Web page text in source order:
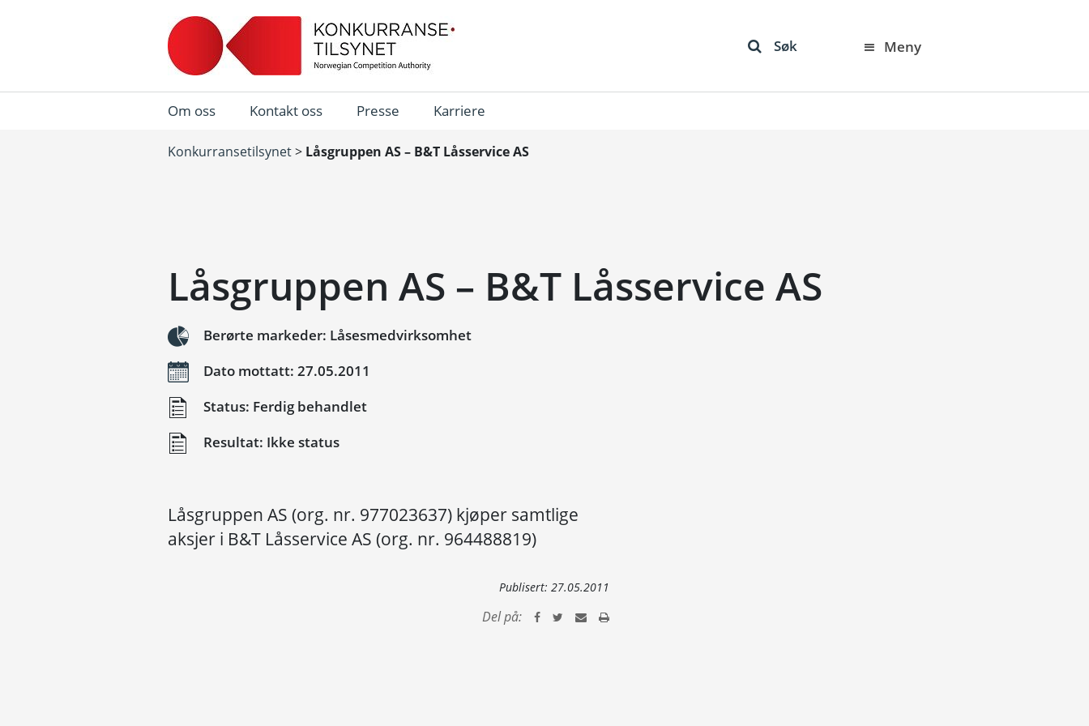
Søk Meny
Om oss Kontakt oss Presse Karriere
Konkurransetilsynet> Låsgruppen AS – B&T Låsservice AS
Låsgruppen AS – B&T Låsservice AS
Berørte markeder: Låsesmedvirksomhet
Dato mottatt: 27.05.2011
Status: Ferdig behandlet
Resultat: Ikke status
Låsgruppen AS (org. nr. 977023637) kjøper samtlige
aksjer i B&T Låsservice AS (org. nr. 964488819)
Publisert: 27.05.2011
Del på: